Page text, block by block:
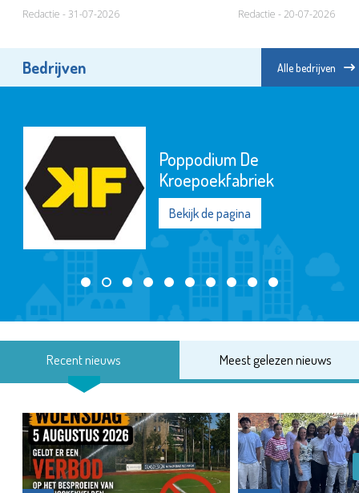
Redactie - 31-07-2026 Redactie - 20-07-2026
Bedrijven Alle bedrijven
Poppodium De
Kroepoekfabriek
Bekijk de pagina
Recent nieuws Meest gelezen nieuws